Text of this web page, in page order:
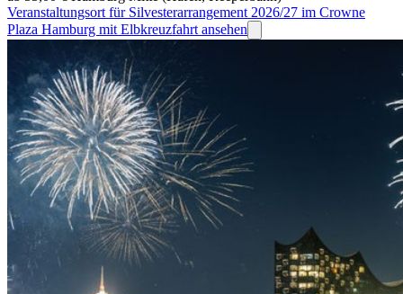
Veranstaltungsort für Silvesterarrangement 2026/27 im Crowne
Plaza Hamburg mit Elbkreuzfahrt ansehen